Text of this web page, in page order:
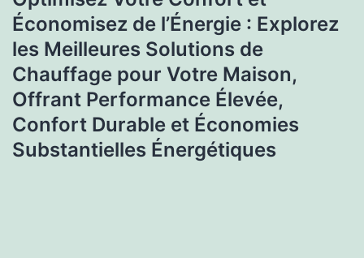
Économisez de l’Énergie : Explorez
les Meilleures Solutions de
Chauffage pour Votre Maison,
Offrant Performance Élevée,
Confort Durable et Économies
Substantielles Énergétiques